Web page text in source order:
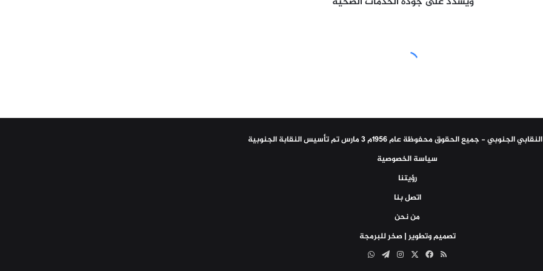
سياسة الخصوصية
رؤيتنا
اتصل بنا
من نحن
تصميم وتطوير | صخر للبرمجة
ملخصفيسبوكانستقرام
تيلقرامواتساب